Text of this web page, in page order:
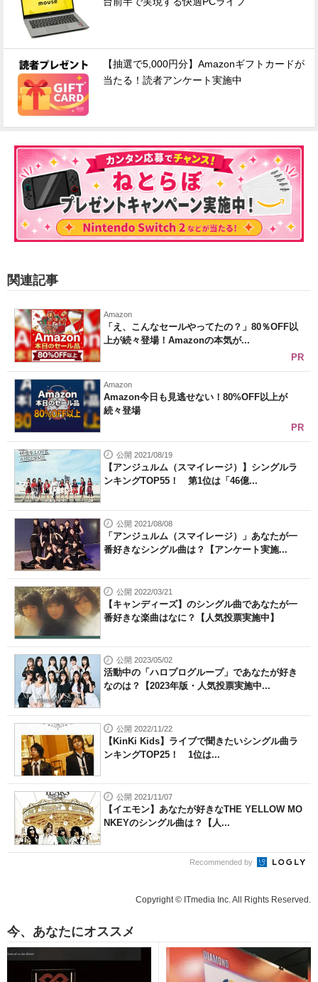
【抽選で5,000円分】Amazonギフトカードが
当たる！読者アンケート実施中
関連記事
Amazon
「え、こんなセールやってたの？」80％OFF以
上が続々登場！Amazonの本気が...
PR
Amazon
Amazon今日も見逃せない！80%OFF以上が
続々登場
PR
公開 2021/08/19
【アンジュルム（スマイレージ）】シングルラ
ンキングTOP55！ 第1位は「46億...
公開 2021/08/08
「アンジュルム（スマイレージ）」あなたが一
番好きなシングル曲は？【アンケート実施...
公開 2022/03/21
【キャンディーズ】のシングル曲であなたが一
番好きな楽曲はなに？【人気投票実施中】
公開 2023/05/02
活動中の「ハロプログループ」であなたが好き
なのは？【2023年版・人気投票実施中...
公開 2022/11/22
【KinKi Kids】ライブで聞きたいシングル曲ラ
ンキングTOP25！ 1位は...
公開 2021/11/07
【イエモン】あなたが好きなTHE YELLOW MO
NKEYのシングル曲は？【人...
Recommended by
Copyright © ITmedia Inc. All Rights Reserved.
今、あなたにオススメ